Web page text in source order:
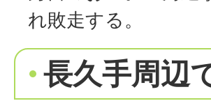
れ敗走する。
長久手周辺